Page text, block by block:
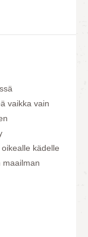
vaikka vain
kädelle
maailman